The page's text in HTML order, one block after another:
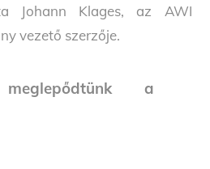
Johann Klages, az AWI
vezető szerzője.
a